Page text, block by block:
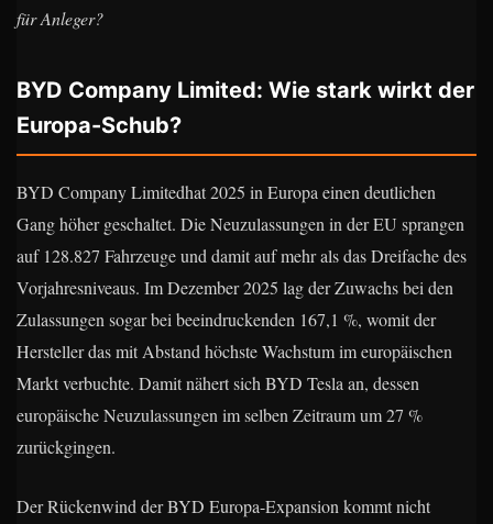
für Anleger?
BYD Company Limited: Wie stark wirkt der
Europa-Schub?
BYD Company Limitedhat 2025 in Europa einen deutlichen
Gang höher geschaltet. Die Neuzulassungen in der EU sprangen
auf 128.827 Fahrzeuge und damit auf mehr als das Dreifache des
Vorjahresniveaus. Im Dezember 2025 lag der Zuwachs bei den
Zulassungen sogar bei beeindruckenden 167,1 %, womit der
Hersteller das mit Abstand höchste Wachstum im europäischen
Markt verbuchte. Damit nähert sich BYD Tesla an, dessen
europäische Neuzulassungen im selben Zeitraum um 27 %
zurückgingen.
Der Rückenwind der BYD Europa-Expansion kommt nicht